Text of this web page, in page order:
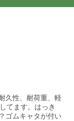
久性、耐荷重、軽
てます。はっき
ゴムキャタが付い